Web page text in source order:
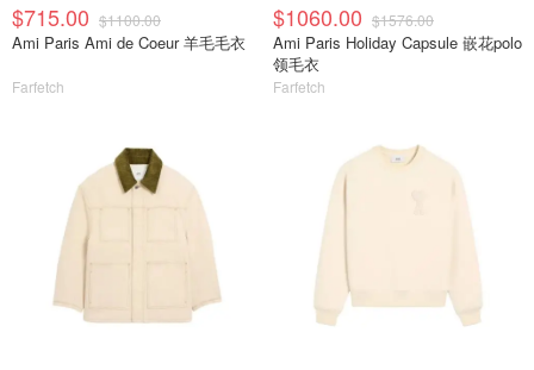
$715.00 $1100.00
Ami Paris Ami de Coeur 羊毛毛衣
Farfetch
$1060.00 $1576.00
Ami Paris Holiday Capsule 嵌花polo
领毛衣
Farfetch